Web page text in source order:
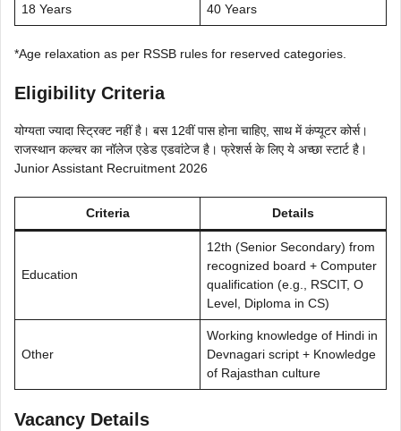
18 Years 40 Years
*Age relaxation as per RSSB rules for reserved categories.
Eligibility Criteria
योग्यता ज्यादा स्ट्रिक्ट नहीं है। बस 12वीं पास होना चाहिए, साथ में कंप्यूटर कोर्स।
राजस्थान कल्चर का नॉलेज एडेड एडवांटेज है। फ्रेशर्स के लिए ये अच्छा स्टार्ट है।
Junior Assistant Recruitment 2026
Criteria Details
Education
12th (Senior Secondary) from
recognized board + Computer
qualification (e.g., RSCIT, O
Level, Diploma in CS)
Other
Working knowledge of Hindi in
Devnagari script + Knowledge
of Rajasthan culture
Vacancy Details